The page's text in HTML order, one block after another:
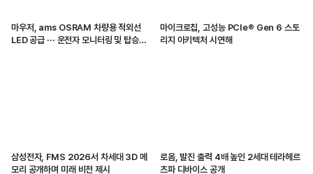
마우저, ams OSRAM 차량용 적외선
LED 공급 ··· 운전자 모니터링 및 탑승자
마이크로칩, 고성능 PCIe® Gen 6 스토
리지 아키텍처 시연해
삼성전자, FMS 2026서 차세대 3D 메
모리 공개하며 미래 비전 제시
로옴, 발진 출력 4배 높인 2세대 테라헤르
츠파 디바이스 공개